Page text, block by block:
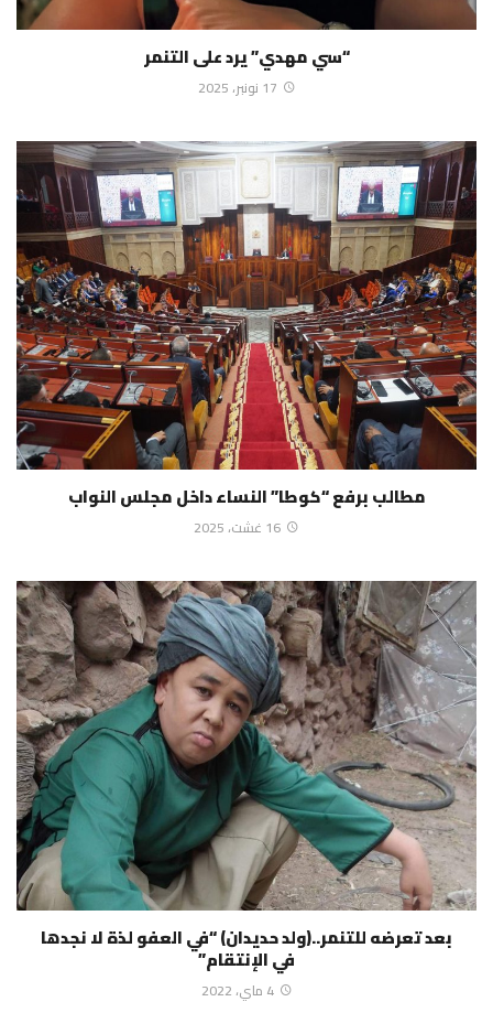
“سي مهدي” يرد على التنمر
17 نونبر، 2025
مطالب برفع “كوطا” النساء داخل مجلس النواب
16 غشت، 2025
بعد تعرضه للتنمر..(ولد حديدان) “في العفو لذة لا نجدها
في الإنتقام”
4 ماي، 2022